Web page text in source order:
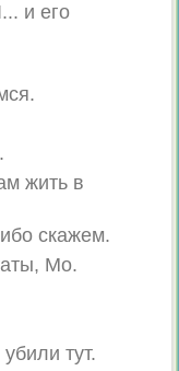
и его
жить в
скажем.
Мо.
тут.